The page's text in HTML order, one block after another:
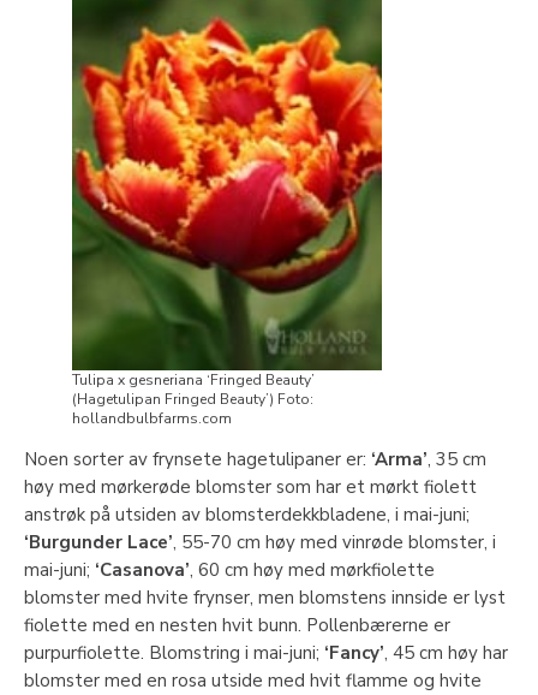
Tulipa x gesneriana ‘Fringed Beauty’
(Hagetulipan Fringed Beauty’) Foto:
hollandbulbfarms.com
Noen sorter av frynsete hagetulipaner er: ‘Arma’, 35 cm
høy med mørkerøde blomster som har et mørkt fiolett
anstrøk på utsiden av blomsterdekkbladene, i mai-juni;
‘Burgunder Lace’, 55-70 cm høy med vinrøde blomster, i
mai-juni; ‘Casanova’, 60 cm høy med mørkfiolette
blomster med hvite frynser, men blomstens innside er lyst
fiolette med en nesten hvit bunn. Pollenbærerne er
purpurfiolette. Blomstring i mai-juni; ‘Fancy’, 45 cm høy har
blomster med en rosa utside med hvit flamme og hvite